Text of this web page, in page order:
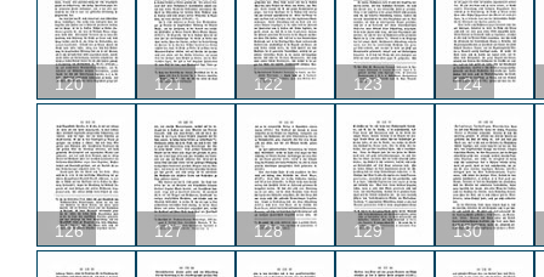
120 121 122 123 124
126 127 128 129 130